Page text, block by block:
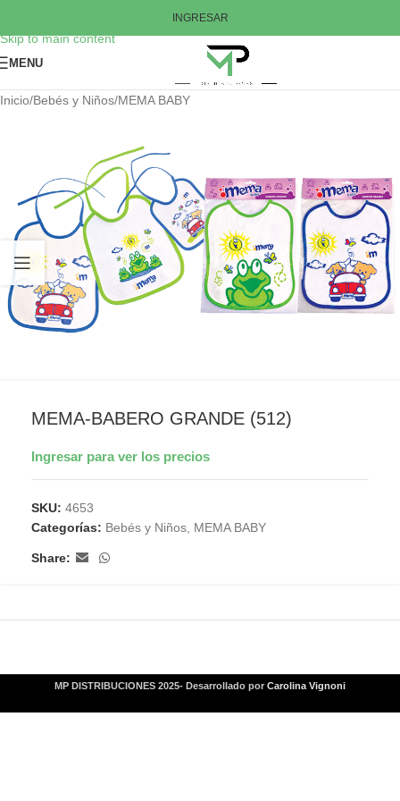
Skip to main content
INGRESAR
MENU
Inicio/Bebés y Niños/MEMA BABY
MEMA-BABERO GRANDE (512)
Ingresar para ver los precios
SKU: 4653
Categorías: Bebés y Niños MEMA BABY
Share:
MP DISTRIBUCIONES 2025- Desarrollado por Carolina Vignoni